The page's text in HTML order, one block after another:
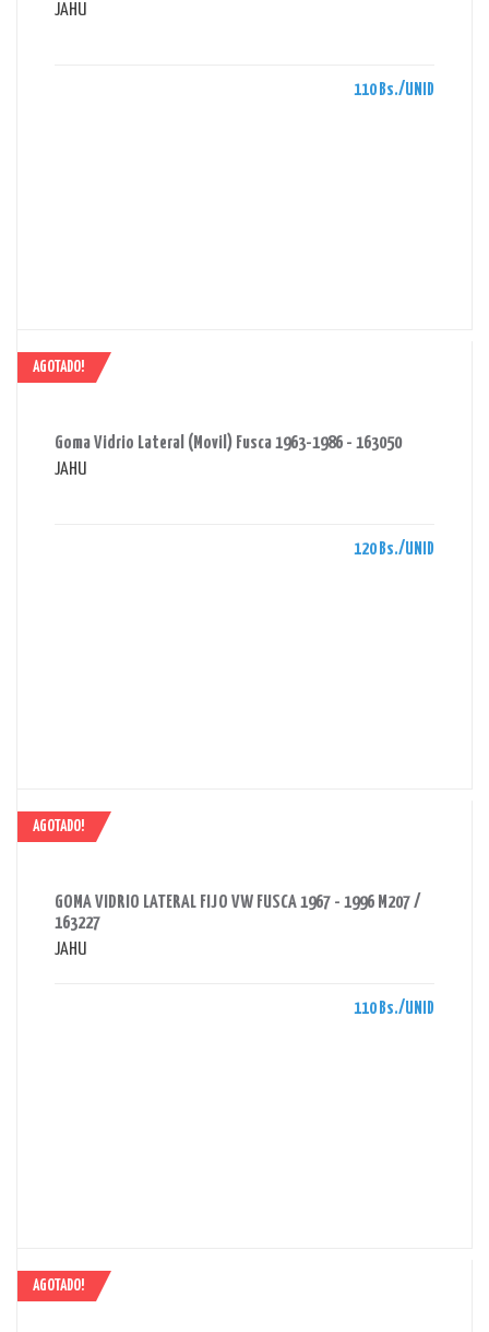
JAHU
110 Bs./UNID
AGOTADO!
Goma Vidrio Lateral (Movil) Fusca 1963-1986 - 163050
JAHU
120 Bs./UNID
AGOTADO!
GOMA VIDRIO LATERAL FIJO VW FUSCA 1967 - 1996 M207 /
163227
JAHU
110 Bs./UNID
AGOTADO!